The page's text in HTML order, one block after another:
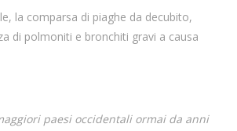
la comparsa di piaghe da decubito,
di polmoniti e bronchiti gravi a causa
paesi occidentali ormai da anni